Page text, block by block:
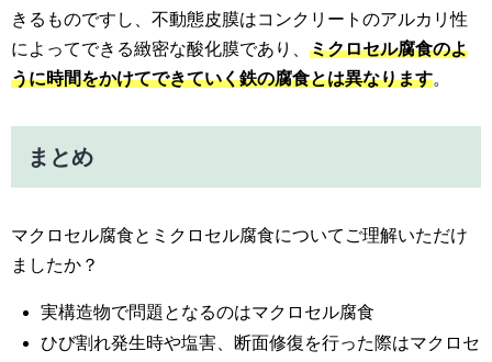
きるものですし、不動態皮膜はコンクリートのアルカリ性
によってできる緻密な酸化膜であり、 ミクロセル腐食のよ
うに時間をかけてできていく鉄の腐食とは異なります。
まとめ
マクロセル腐食とミクロセル腐食についてご理解いただけ
ましたか？
実構造物で問題となるのはマクロセル腐食
ひび割れ発生時や塩害、断面修復を行った際はマクロセ